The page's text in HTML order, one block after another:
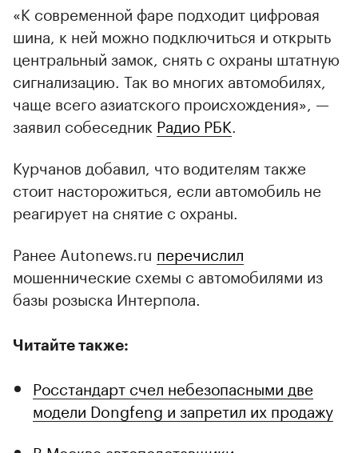
«К современной фаре подходит цифровая
шина, к ней можно подключиться и открыть
центральный замок, снять с охраны штатную
сигнализацию. Так во многих автомобилях,
чаще всего азиатского происхождения», —
заявил собеседник Радио РБК.
Курчанов добавил, что водителям также
стоит насторожиться, если автомобиль не
реагирует на снятие с охраны.
Ранее Autonews.ru перечислил
мошеннические схемы с автомобилями из
базы розыска Интерпола.
Читайте также:
Росстандарт счел небезопасными две
модели Dongfeng и запретил их продажу